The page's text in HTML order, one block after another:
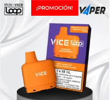
¡PROMOCIÓN!